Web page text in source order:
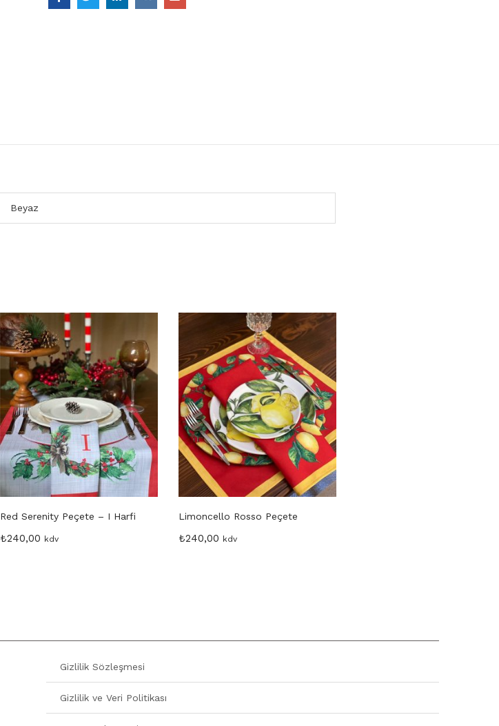
Beyaz
Red Serenity Peçete – I Harfi
₺240,00 kdv
Limoncello Rosso Peçete
₺240,00 kdv
Gizlilik Sözleşmesi
Gizlilik ve Veri Politikası